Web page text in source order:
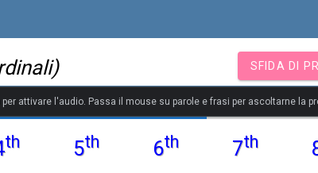
SFIDA DI
per attivare l'audio. Passa il mouse su parole e frasi per ascoltarne la
th 5th 6th 7th